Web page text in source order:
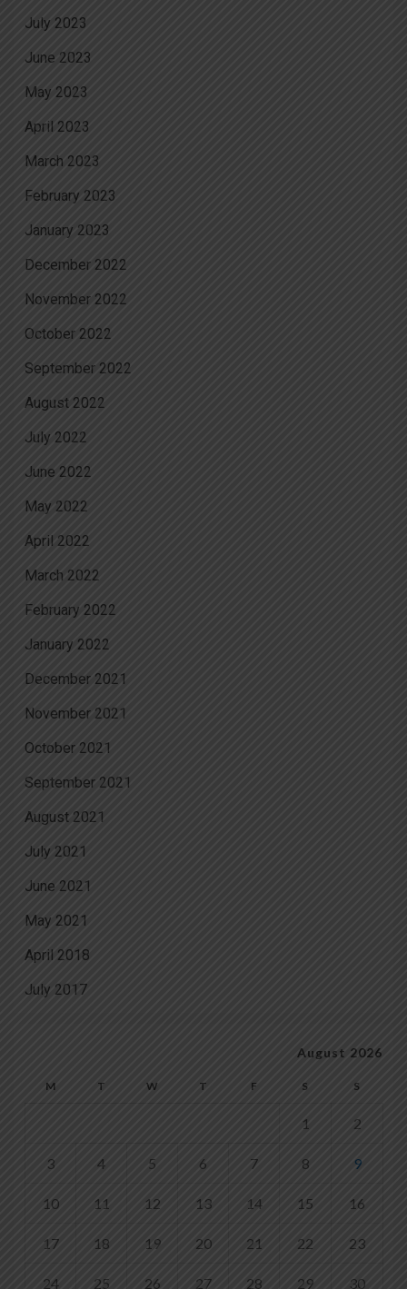
July 2023
June 2023
May 2023
April 2023
March 2023
February 2023
January 2023
December 2022
November 2022
October 2022
September 2022
August 2022
July 2022
June 2022
May 2022
April 2022
March 2022
February 2022
January 2022
December 2021
November 2021
October 2021
September 2021
August 2021
July 2021
June 2021
May 2021
April 2018
July 2017
August 2026
M T W T F S S
1 2
3 4 5 6 7 8 9
10 11 12 13 14 15 16
17 18 19 20 21 22 23
24 25 26 27 28 29 30